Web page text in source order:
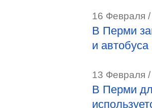
16 Февраля /
В Перми
и
13 Февраля /
В Перми